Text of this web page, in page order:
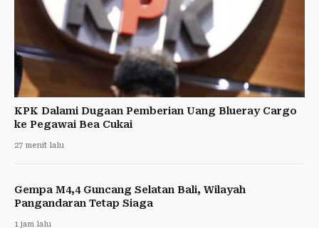
KPK Dalami Dugaan Pemberian Uang Blueray Cargo
ke Pegawai Bea Cukai
27 menit lalu
Gempa M4,4 Guncang Selatan Bali, Wilayah
Pangandaran Tetap Siaga
1 jam lalu